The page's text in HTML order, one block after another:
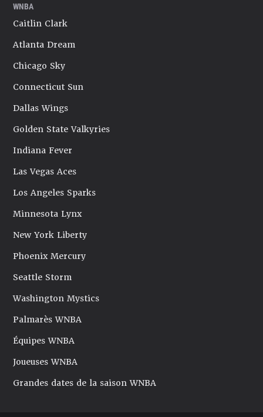
WNBA
Caitlin Clark
Atlanta Dream
Chicago Sky
Connecticut Sun
Dallas Wings
Golden State Valkyries
Indiana Fever
Las Vegas Aces
Los Angeles Sparks
Minnesota Lynx
New York Liberty
Phoenix Mercury
Seattle Storm
Washington Mystics
Palmarès WNBA
Équipes WNBA
Joueuses WNBA
Grandes dates de la saison WNBA